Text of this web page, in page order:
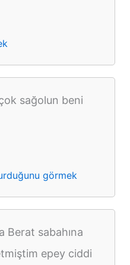
sağolun beni
görmek
Berat sabahına
epey ciddi